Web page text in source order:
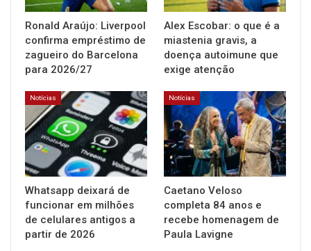
Ronald Araújo: Liverpool
confirma empréstimo de
zagueiro do Barcelona
para 2026/27
Alex Escobar: o que é a
miastenia gravis, a
doença autoimune que
exige atenção
Notícias
Whatsapp deixará de
funcionar em milhões
de celulares antigos a
partir de 2026
Notícias
Caetano Veloso
completa 84 anos e
recebe homenagem de
Paula Lavigne